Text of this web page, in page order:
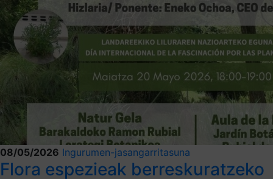
08/05/2026 Ingurumen-jasangarritasuna
Flora espezieak berreskuratzeko